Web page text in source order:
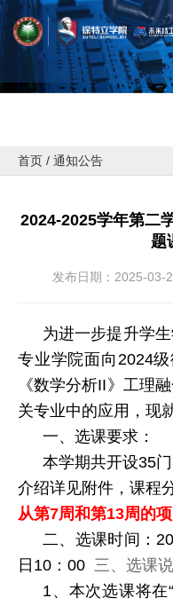
首页 / 通知公告
2024-2025学年第二
题
发布日期：2025-03-
为进一步提升学
专业学院面向2024
《数学分析II》工理
关专业中的应用，现
一、选课要求：
本学期共开设35
介绍详见附件，课程
从第7周和第13周的
二、选课时间：
日10：00 三、选课说
1、本次选课将在